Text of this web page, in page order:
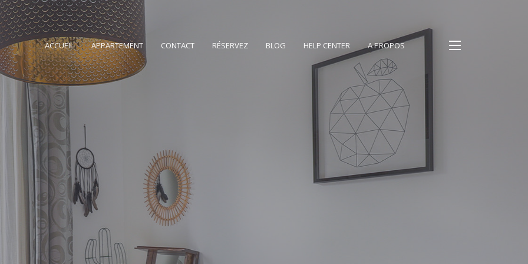
ACCUEIL APPARTEMENT CONTACT RÉSERVEZ BLOG HELP CENTER A PROPOS